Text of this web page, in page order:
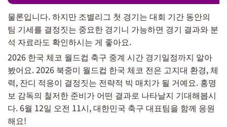
물론입니다. 하지만 조별리그 첫 경기는 대회 기간 동안의
팀 기세를 결정짓는 중요한 경기니 가능하면 경기 결과와 분
석 자료라도 확인하시는 게 좋아요.
2026 한국 체코 월드컵 축구 중계 시간 경기일정까지 알아
봤어요. 2026 북중미 월드컵 한국 체코 전은 고지대 환경, 체
력, 잔디 적응이 결정짓는 전략적 빅 매치가 될 거예요. 홍명
보 감독의 철저한 준비가 어떤 결과로 나타날지 기대해봅시
다. 6월 12일 오전 11시, 대한민국 축구 대표팀을 함께 응원
해요!